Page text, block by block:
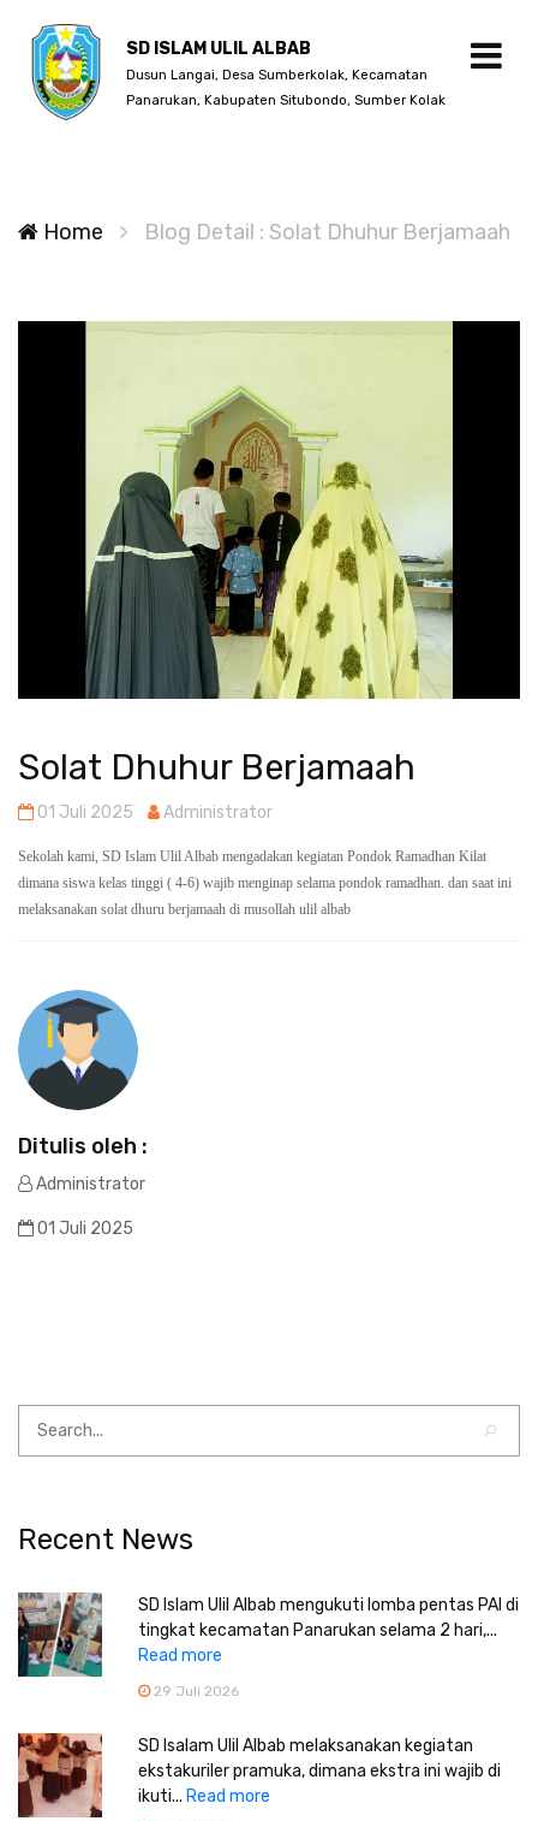
SD ISLAM ULIL ALBAB
Dusun Langai, Desa Sumberkolak, Kecamatan
Panarukan, Kabupaten Situbondo, Sumber Kolak
Home Blog Detail : Solat Dhuhur Berjamaah
Solat Dhuhur Berjamaah
01 Juli 2025 Administrator
Sekolah kami, SD Islam Ulil Albab mengadakan kegiatan Pondok Ramadhan Kilat
dimana siswa kelas tinggi ( 4-6) wajib menginap selama pondok ramadhan. dan saat ini
melaksanakan solat dhuru berjamaah di musollah ulil albab
Ditulis oleh :
Administrator
01 Juli 2025
Recent News
SD Islam Ulil Albab mengukuti lomba pentas PAI di
tingkat kecamatan Panarukan selama 2 hari,...
Read more
29 Juli 2026
SD Isalam Ulil Albab melaksanakan kegiatan
ekstakuriler pramuka, dimana ekstra ini wajib di
ikuti... Read more